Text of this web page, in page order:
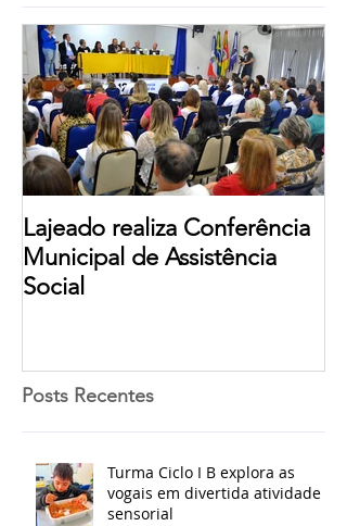
Lajeado realiza Conferência
Municipal de Assistência
Social
Posts Recentes
Turma Ciclo I B explora as
vogais em divertida atividade
sensorial